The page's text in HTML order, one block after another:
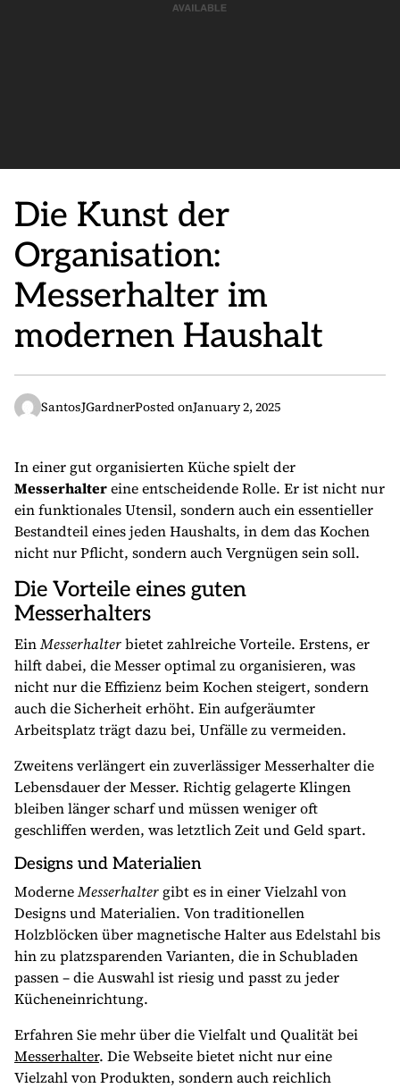
Die Kunst der
Organisation:
Messerhalter im
modernen Haushalt
SantosJGardnerPosted onJanuary 2, 2025
In einer gut organisierten Küche spielt der
Messerhaltereine entscheidende Rolle. Er ist nicht nur
ein funktionales Utensil, sondern auch ein essentieller
Bestandteil eines jeden Haushalts, in dem das Kochen
nicht nur Pflicht, sondern auch Vergnügen sein soll.
Die Vorteile eines guten
Messerhalters
EinMesserhalterbietet zahlreiche Vorteile. Erstens, er
hilft dabei, die Messer optimal zu organisieren, was
nicht nur die Effizienz beim Kochen steigert, sondern
auch die Sicherheit erhöht. Ein aufgeräumter
Arbeitsplatz trägt dazu bei, Unfälle zu vermeiden.
Zweitens verlängert ein zuverlässiger Messerhalter die
Lebensdauer der Messer. Richtig gelagerte Klingen
bleiben länger scharf und müssen weniger oft
geschliffen werden, was letztlich Zeit und Geld spart.
Designs und Materialien
ModerneMesserhalter gibt es in einer Vielzahl von
Designs und Materialien. Von traditionellen
Holzblöcken über magnetische Halter aus Edelstahl bis
hin zu platzsparenden Varianten, die in Schubladen
passen – die Auswahl ist riesig und passt zu jeder
Kücheneinrichtung.
Erfahren Sie mehr über die Vielfalt und Qualität bei
Messerhalter. Die Webseite bietet nicht nur eine
Vielzahl von Produkten, sondern auch reichlich